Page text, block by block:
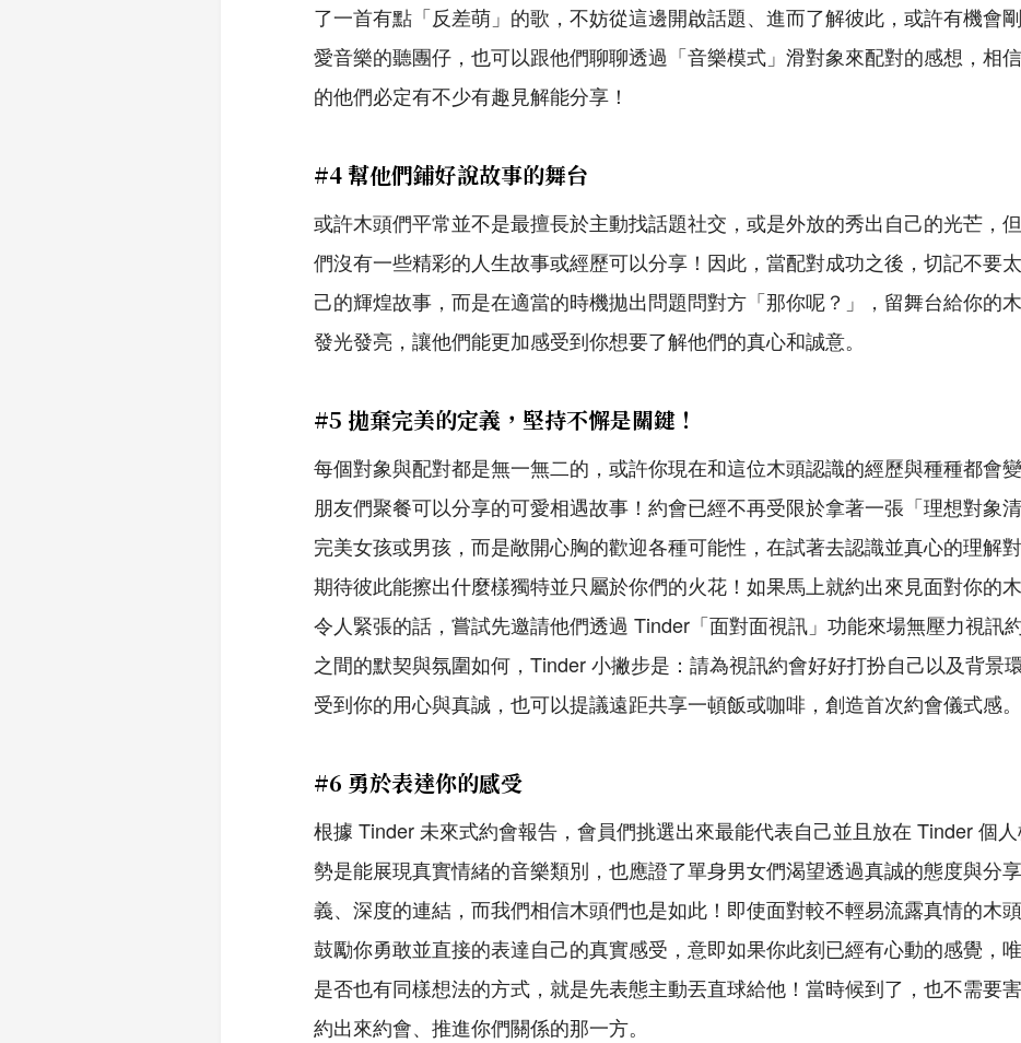
了一首有點「反差萌」的歌，不妨從這邊開啟話題、進而了解彼此，或許有機會
愛音樂的聽團仔，也可以跟他們聊聊透過「音樂模式」滑對象來配對的感想，相
的他們必定有不少有趣見解能分享！
#4 幫他們鋪好說故事的舞台
或許木頭們平常並不是最擅長於主動找話題社交，或是外放的秀出自己的光芒，
們沒有一些精彩的人生故事或經歷可以分享！因此，當配對成功之後，切記不要
己的輝煌故事，而是在適當的時機拋出問題問對方「那你呢？」，留舞台給你的
發光發亮，讓他們能更加感受到你想要了解他們的真心和誠意。
#5 拋棄完美的定義，堅持不懈是關鍵！
每個對象與配對都是無一無二的，或許你現在和這位木頭認識的經歷與種種都會
朋友們聚餐可以分享的可愛相遇故事！約會已經不再受限於拿著一張「理想對象
完美女孩或男孩，而是敞開心胸的歡迎各種可能性，在試著去認識並真心的理解
期待彼此能擦出什麼樣獨特並只屬於你們的火花！如果馬上就約出來見面對你的
令人緊張的話，嘗試先邀請他們透過 Tinder「面對面視訊」功能來場無壓力視訊
之間的默契與氛圍如何，Tinder 小撇步是：請為視訊約會好好打扮自己以及背景
受到你的用心與真誠，也可以提議遠距共享一頓飯或咖啡，創造首次約會儀式感。
#6 勇於表達你的感受
根據 Tinder 未來式約會報告，會員們挑選出來最能代表自己並且放在 Tinder 個
勢是能展現真實情緒的音樂類別，也應證了單身男女們渴望透過真誠的態度與分
義、深度的連結，而我們相信木頭們也是如此！即使面對較不輕易流露真情的木
鼓勵你勇敢並直接的表達自己的真實感受，意即如果你此刻已經有心動的感覺，
是否也有同樣想法的方式，就是先表態主動丟直球給他！當時候到了，也不需要
約出來約會、推進你們關係的那一方。